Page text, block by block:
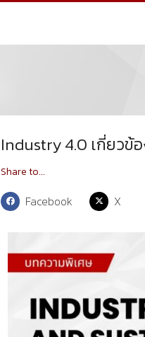
Industry 4.0 เกี่ยวข้
Share to...
Facebook X